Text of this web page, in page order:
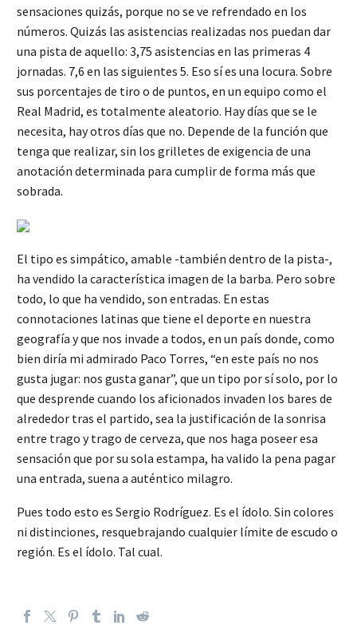
sensaciones quizás, porque no se ve refrendado en los
números. Quizás las asistencias realizadas nos puedan dar
una pista de aquello: 3,75 asistencias en las primeras 4
jornadas. 7,6 en las siguientes 5. Eso sí es una locura. Sobre
sus porcentajes de tiro o de puntos, en un equipo como el
Real Madrid, es totalmente aleatorio. Hay días que se le
necesita, hay otros días que no. Depende de la función que
tenga que realizar, sin los grilletes de exigencia de una
anotación determinada para cumplir de forma más que
sobrada.
El tipo es simpático, amable -también dentro de la pista-,
ha vendido la característica imagen de la barba. Pero sobre
todo, lo que ha vendido, son entradas. En estas
connotaciones latinas que tiene el deporte en nuestra
geografía y que nos invade a todos, en un país donde, como
bien diría mi admirado Paco Torres, “en este país no nos
gusta jugar: nos gusta ganar”, que un tipo por sí solo, por lo
que desprende cuando los aficionados invaden los bares de
alrededor tras el partido, sea la justificación de la sonrisa
entre trago y trago de cerveza, que nos haga poseer esa
sensación que por su sola estampa, ha valido la pena pagar
una entrada, suena a auténtico milagro.
Pues todo esto es Sergio Rodríguez. Es el ídolo. Sin colores
ni distinciones, resquebrajando cualquier límite de escudo o
región. Es el ídolo. Tal cual.